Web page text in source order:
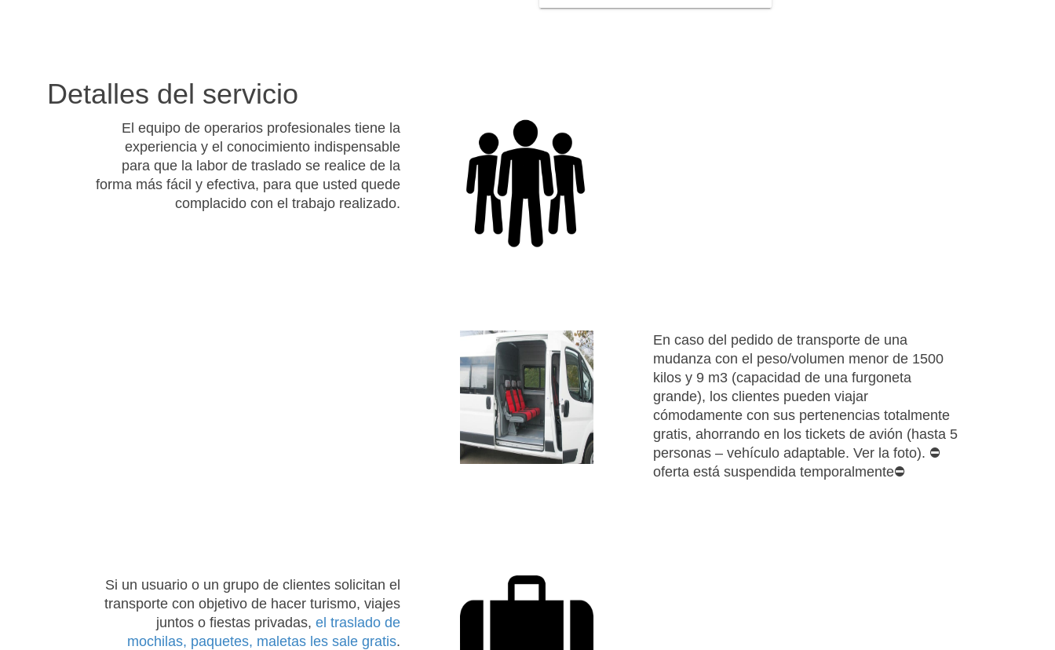
Detalles del servicio
El equipo de operarios profesionales tiene la
experiencia y el conocimiento indispensable
para que la labor de traslado se realice de la
forma más fácil y efectiva, para que usted quede
complacido con el trabajo realizado.
En caso del pedido de transporte de una
mudanza con el peso/volumen menor de 1500
kilos y 9 m3 (capacidad de una furgoneta
grande), los clientes pueden viajar
cómodamente con sus pertenencias totalmente
gratis, ahorrando en los tickets de avión (hasta 5
personas – vehículo adaptable. Ver la foto). ⛔
oferta está suspendida temporalmente⛔
Si un usuario o un grupo de clientes solicitan el
transporte con objetivo de hacer turismo, viajes
juntos o fiestas privadas, el traslado de
mochilas, paquetes, maletas les sale gratis.